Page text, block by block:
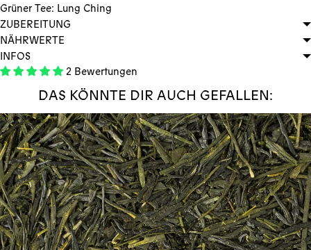
Grüner Tee: Lung Ching
ZUBEREITUNG
NÄHRWERTE
INFOS
2 Bewertungen
DAS KÖNNTE DIR AUCH GEFALLEN: